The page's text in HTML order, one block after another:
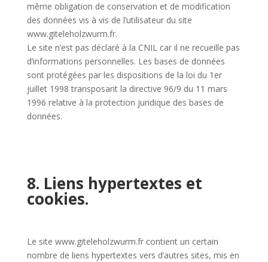
même obligation de conservation et de modification
des données vis à vis de l’utilisateur du site
www.giteleholzwurm.fr.
Le site n’est pas déclaré à la CNIL car il ne recueille pas
d’informations personnelles. Les bases de données
sont protégées par les dispositions de la loi du 1er
juillet 1998 transposant la directive 96/9 du 11 mars
1996 relative à la protection juridique des bases de
données.
8. Liens hypertextes et
cookies.
Le site www.giteleholzwurm.fr contient un certain
nombre de liens hypertextes vers d’autres sites, mis en